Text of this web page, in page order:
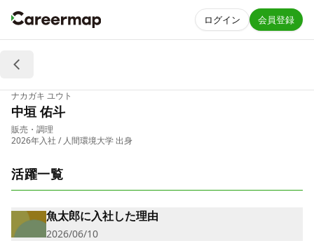
ログイン 会員登録
ナカガキ ユウト
中垣 佑斗
販売・調理
2026年入社 / 人間環境大学 出身
活躍一覧
魚太郎に入社した理由
2026/06/10